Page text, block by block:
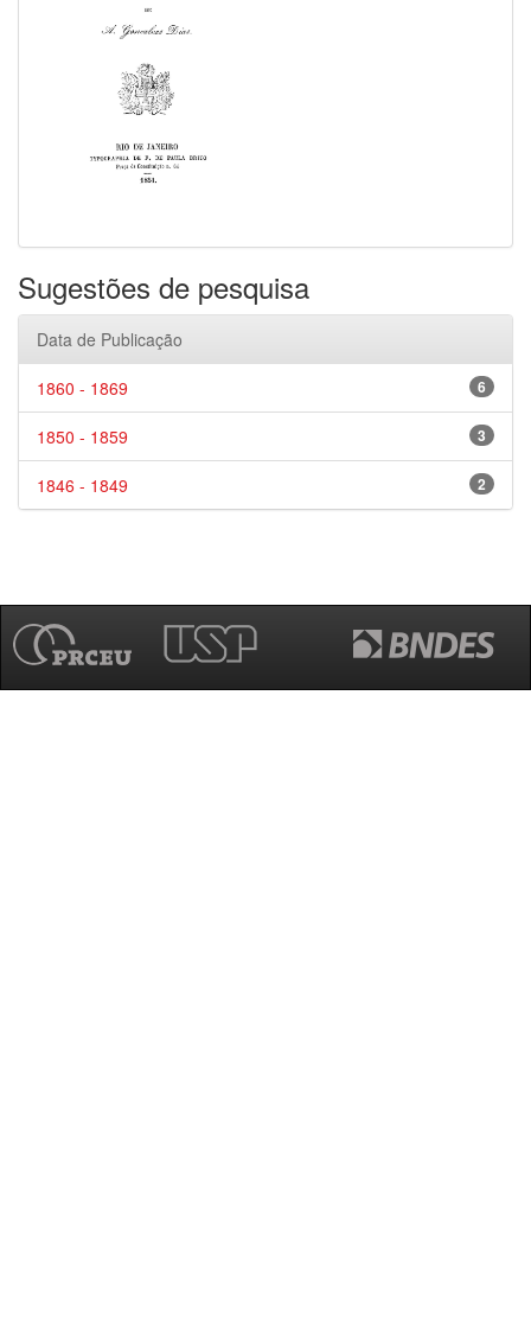
Sugestões de pesquisa
Data de Publicação
6
1860 - 1869
3
1850 - 1859
2
1846 - 1849